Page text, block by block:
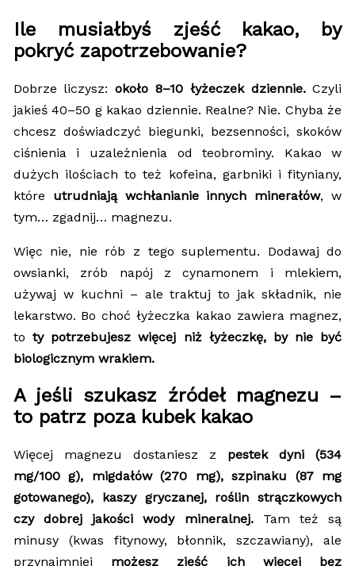
Ile musiałbyś zjeść kakao, by
pokryć zapotrzebowanie?
Dobrze liczysz:około 8–10 łyżeczek dziennie.Czyli
jakieś 40–50 g kakao dziennie. Realne? Nie. Chyba że
chcesz doświadczyć biegunki, bezsenności, skoków
ciśnienia i uzależnienia od teobrominy. Kakao w
dużych ilościach to też kofeina, garbniki i fityniany,
które utrudniają wchłanianie innych minerałów, w
tym… zgadnij… magnezu.
Więc nie, nie rób z tego suplementu. Dodawaj do
owsianki, zrób napój z cynamonem i mlekiem,
używaj w kuchni – ale traktuj to jak składnik, nie
lekarstwo. Bo choć łyżeczka kakao zawiera magnez,
to ty potrzebujesz więcej niż łyżeczkę, by nie być
biologicznym wrakiem.
A jeśli szukasz źródeł magnezu –
to patrz poza kubek kakao
Więcej magnezu dostaniesz z pestek dyni (534
mg/100 g), migdałów (270 mg), szpinaku (87 mg
gotowanego), kaszy gryczanej, roślin strączkowych
czy dobrej jakości wody mineralnej.Tam też są
minusy (kwas fitynowy, błonnik, szczawiany), ale
przynajmniej możesz zjeść ich więcej bez